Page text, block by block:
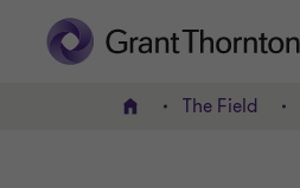
HOME The Field